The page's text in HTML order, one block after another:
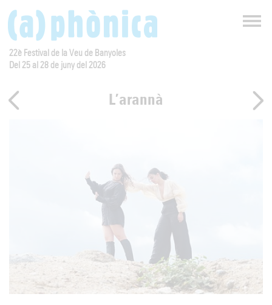
22è Festival de la Veu de Banyoles
Del 25 al 28 de juny del 2026
L’arannà